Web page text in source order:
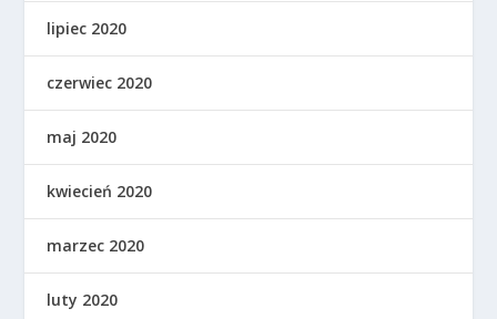
lipiec 2020
czerwiec 2020
maj 2020
kwiecień 2020
marzec 2020
luty 2020